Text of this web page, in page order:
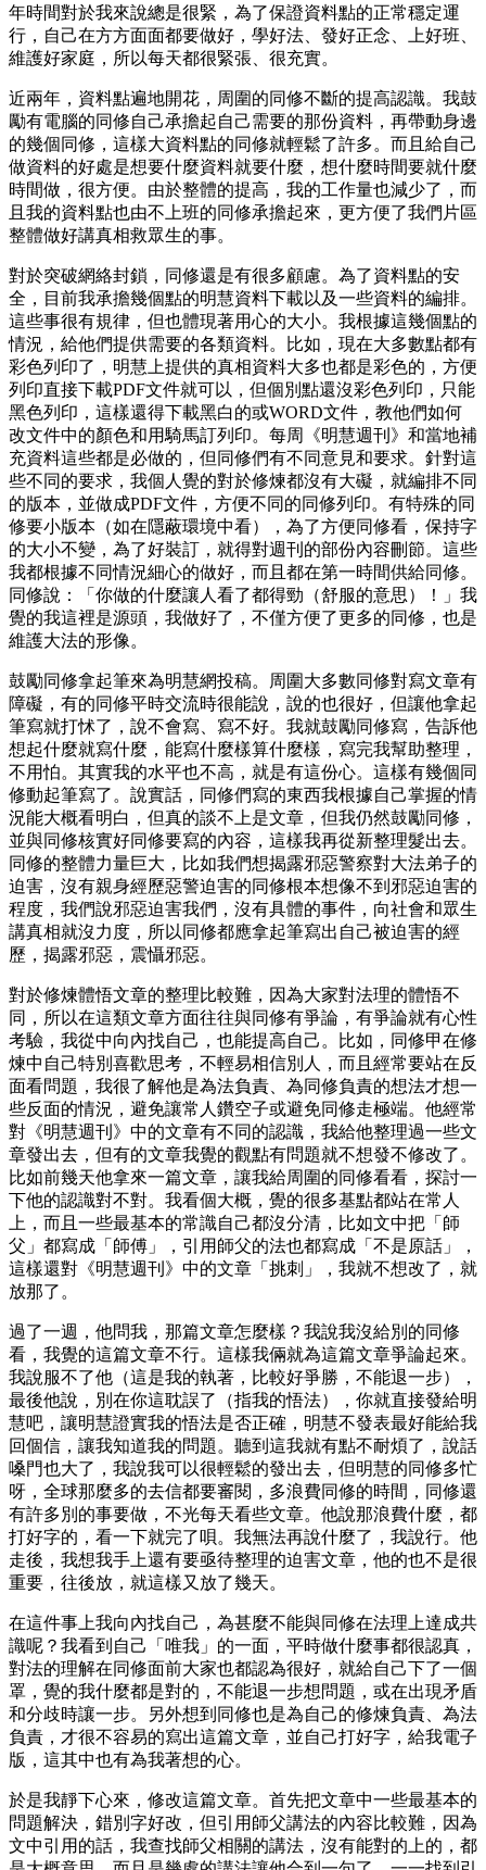
年時間對於我來說總是很緊，為了保證資料點的正常穩定運
行，自己在方方面面都要做好，學好法、發好正念、上好班、
維護好家庭，所以每天都很緊張、很充實。
近兩年，資料點遍地開花，周圍的同修不斷的提高認識。我鼓
勵有電腦的同修自己承擔起自己需要的那份資料，再帶動身邊
的幾個同修，這樣大資料點的同修就輕鬆了許多。而且給自己
做資料的好處是想要什麼資料就要什麼，想什麼時間要就什麼
時間做，很方便。由於整體的提高，我的工作量也減少了，而
且我的資料點也由不上班的同修承擔起來，更方便了我們片區
整體做好講真相救眾生的事。
對於突破網絡封鎖，同修還是有很多顧慮。為了資料點的安
全，目前我承擔幾個點的明慧資料下載以及一些資料的編排。
這些事很有規律，但也體現著用心的大小。我根據這幾個點的
情況，給他們提供需要的各類資料。比如，現在大多數點都有
彩色列印了，明慧上提供的真相資料大多也都是彩色的，方便
列印直接下載PDF文件就可以，但個別點還沒彩色列印，只能
黑色列印，這樣還得下載黑白的或WORD文件，教他們如何
改文件中的顏色和用騎馬訂列印。每周《明慧週刊》和當地補
充資料這些都是必做的，但同修們有不同意見和要求。針對這
些不同的要求，我個人覺的對於修煉都沒有大礙，就編排不同
的版本，並做成PDF文件，方便不同的同修列印。有特殊的同
修要小版本（如在隱蔽環境中看），為了方便同修看，保持字
的大小不變，為了好裝訂，就得對週刊的部份內容刪節。這些
我都根據不同情況細心的做好，而且都在第一時間供給同修。
同修說：「你做的什麼讓人看了都得勁（舒服的意思）！」我
覺的我這裡是源頭，我做好了，不僅方便了更多的同修，也是
維護大法的形像。
鼓勵同修拿起筆來為明慧網投稿。周圍大多數同修對寫文章有
障礙，有的同修平時交流時很能說，說的也很好，但讓他拿起
筆寫就打怵了，說不會寫、寫不好。我就鼓勵同修寫，告訴他
想起什麼就寫什麼，能寫什麼樣算什麼樣，寫完我幫助整理，
不用怕。其實我的水平也不高，就是有這份心。這樣有幾個同
修動起筆寫了。說實話，同修們寫的東西我根據自己掌握的情
況能大概看明白，但真的談不上是文章，但我仍然鼓勵同修，
並與同修核實好同修要寫的內容，這樣我再從新整理髮出去。
同修的整體力量巨大，比如我們想揭露邪惡警察對大法弟子的
迫害，沒有親身經歷惡警迫害的同修根本想像不到邪惡迫害的
程度，我們說邪惡迫害我們，沒有具體的事件，向社會和眾生
講真相就沒力度，所以同修都應拿起筆寫出自己被迫害的經
歷，揭露邪惡，震懾邪惡。
對於修煉體悟文章的整理比較難，因為大家對法理的體悟不
同，所以在這類文章方面往往與同修有爭論，有爭論就有心性
考驗，我從中向內找自己，也能提高自己。比如，同修甲在修
煉中自己特別喜歡思考，不輕易相信別人，而且經常要站在反
面看問題，我很了解他是為法負責、為同修負責的想法才想一
些反面的情況，避免讓常人鑽空子或避免同修走極端。他經常
對《明慧週刊》中的文章有不同的認識，我給他整理過一些文
章發出去，但有的文章我覺的觀點有問題就不想發不修改了。
比如前幾天他拿來一篇文章，讓我給周圍的同修看看，探討一
下他的認識對不對。我看個大概，覺的很多基點都站在常人
上，而且一些最基本的常識自己都沒分清，比如文中把「師
父」都寫成「師傅」，引用師父的法也都寫成「不是原話」，
這樣還對《明慧週刊》中的文章「挑刺」，我就不想改了，就
放那了。
過了一週，他問我，那篇文章怎麼樣？我說我沒給別的同修
看，我覺的這篇文章不行。這樣我倆就為這篇文章爭論起來。
我說服不了他（這是我的執著，比較好爭勝，不能退一步），
最後他說，別在你這耽誤了（指我的悟法），你就直接發給明
慧吧，讓明慧證實我的悟法是否正確，明慧不發表最好能給我
回個信，讓我知道我的問題。聽到這我就有點不耐煩了，說話
嗓門也大了，我說我可以很輕鬆的發出去，但明慧的同修多忙
呀，全球那麼多的去信都要審閱，多浪費同修的時間，同修還
有許多別的事要做，不光每天看些文章。他說那浪費什麼，都
打好字的，看一下就完了唄。我無法再說什麼了，我說行。他
走後，我想我手上還有要亟待整理的迫害文章，他的也不是很
重要，往後放，就這樣又放了幾天。
在這件事上我向內找自己，為甚麼不能與同修在法理上達成共
識呢？我看到自己「唯我」的一面，平時做什麼事都很認真，
對法的理解在同修面前大家也都認為很好，就給自己下了一個
罩，覺的我什麼都是對的，不能退一步想問題，或在出現矛盾
和分歧時讓一步。另外想到同修也是為自己的修煉負責、為法
負責，才很不容易的寫出這篇文章，並自己打好字，給我電子
版，這其中也有為我著想的心。
於是我靜下心來，修改這篇文章。首先把文章中一些最基本的
問題解決，錯別字好改，但引用師父講法的內容比較難，因為
文中引用的話，我查找師父相關的講法，沒有能對的上的，都